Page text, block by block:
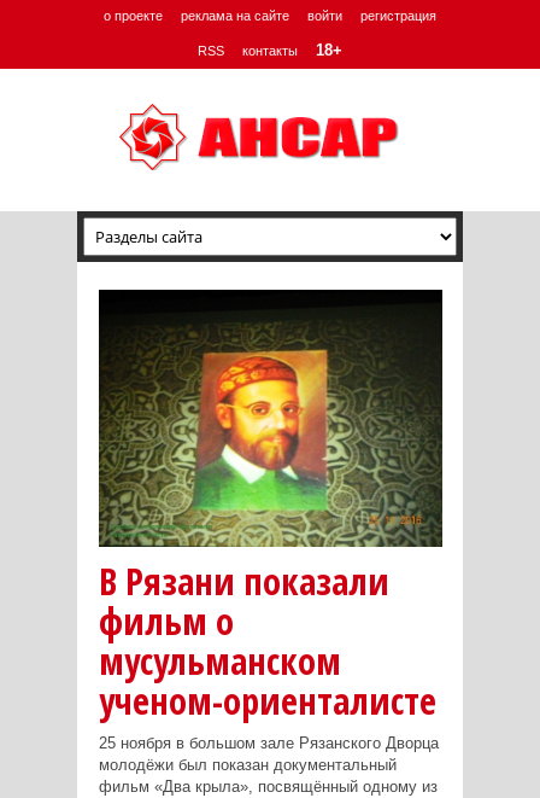
о проекте реклама на сайте войти регистрация
RSS контакты 18+
В Рязани показали
фильм о
мусульманском
ученом-ориенталисте
25 ноября в большом зале Рязанского Дворца
молодёжи был показан документальный
фильм «Два крыла», посвящённый одному из